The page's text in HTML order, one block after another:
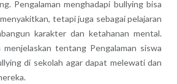
Pengalaman menghadapi bullying bisa
tetapi juga sebagai pelajaran
karakter dan ketahanan mental.
tentang Pengalaman siswa
di sekolah agar dapat melewati dan